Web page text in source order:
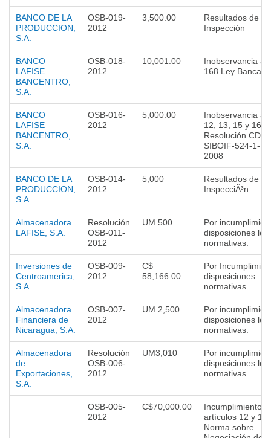
BANCO DE LA
PRODUCCION,
S.A.
OSB-019-
2012
3,500.00
Resultados de
Inspección
BANCO
LAFISE
BANCENTRO,
S.A.
OSB-018-
2012
10,001.00
Inobservancia
168 Ley
BANCO
LAFISE
BANCENTRO,
S.A.
OSB-016-
2012
5,000.00
Inobservancia
12, 13, 15 y 16
Resolución CD-
SIBOIF-524-1-
2008
BANCO DE LA
PRODUCCION,
S.A.
OSB-014-
2012
5,000
Resultados de
InspecciÃ³n
Almacenadora
LAFISE, S.A.
Resolución
OSB-011-
2012
UM 500
Por
disposiciones
normativas.
Inversiones de
Centroamerica,
S.A.
OSB-009-
2012
C$
58,166.00
Por
disposiciones
normativas
Almacenadora
Financiera de
Nicaragua, S.A.
OSB-007-
2012
UM 2,500
Por
disposiciones
normativas.
Almacenadora
de
Exportaciones,
S.A.
Resolución
OSB-006-
2012
UM3,010
Por
disposiciones
normativas.
OSB-005-
2012
C$70,000.00
Incumplimiento a
artículos 12 y 13
Norma sobre